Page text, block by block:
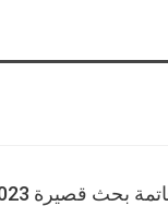
بحث قصيرة 2023